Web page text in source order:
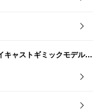
アルカディア号/クイーン・エメラルダス号 ダイキャストギミックモデルをつくる(159)